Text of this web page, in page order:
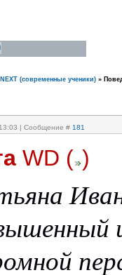
(современные ученики) »
| Сообщение # 181
WD ( )